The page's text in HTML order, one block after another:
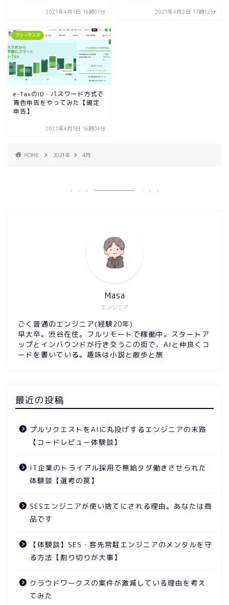
2021年4月7日 16時01分 2021年4月2日 17時12分
フリーランス
e-TaxのID・パスワード方式で
青色申告をやってみた【確定
申告】
2021年4月1日 16時04分
HOME 2021年 4月
エンジニア
Masa
ごく普通のエンジニア(経験20年)
早大卒。渋谷在住。フルリモートで稼働中。スタートア
ップとインバウンドが行き交うこの街で、AIと仲良くコ
ードを書いている。趣味は小説と散歩と旅
最近の投稿
プルリクエストをAIに丸投げするエンジニアの末路
【コードレビュー体験談】
IT企業のトライアル採用で無給タダ働きさせられた
体験談【選考の罠】
SESエンジニアが使い捨てにされる理由。あなたは商
品です
【体験談】SES・客先常駐エンジニアのメンタルを守
る方法【割り切りが大事】
クラウドワークスの案件が激減している理由を考え
てみた